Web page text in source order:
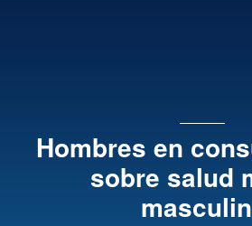
Hombres en
sobre salud